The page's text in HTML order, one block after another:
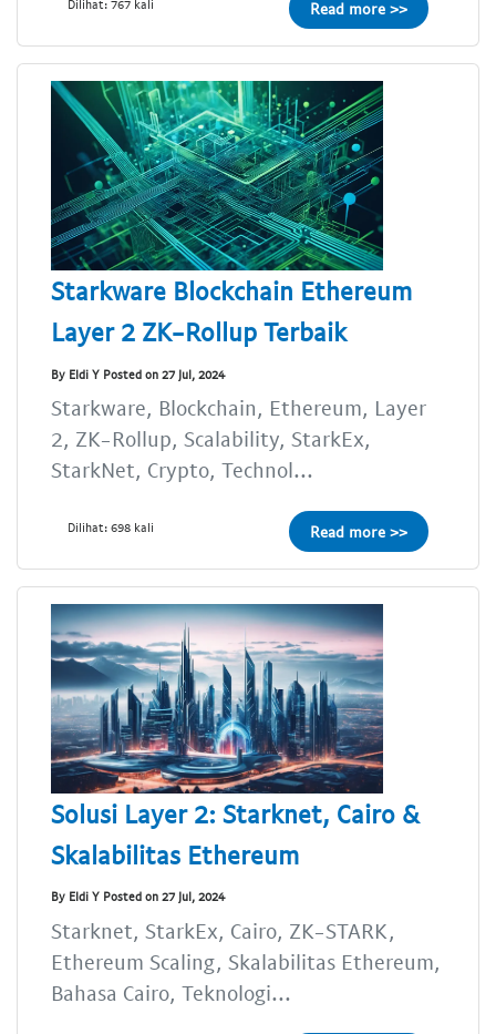
Dilihat: 767 kali Read more >>
Starkware Blockchain Ethereum
Layer 2 ZK-Rollup Terbaik
By Eldi Y Posted on 27 Jul, 2024
Starkware, Blockchain, Ethereum, Layer
2, ZK-Rollup, Scalability, StarkEx,
StarkNet, Crypto, Technol...
Dilihat: 698 kali Read more >>
Solusi Layer 2: Starknet, Cairo &
Skalabilitas Ethereum
By Eldi Y Posted on 27 Jul, 2024
Starknet, StarkEx, Cairo, ZK-STARK,
Ethereum Scaling, Skalabilitas Ethereum,
Bahasa Cairo, Teknologi...